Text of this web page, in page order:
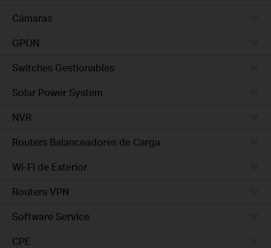
Cámaras
GPON
Switches Gestionables
Solar Power System
NVR
Routers Balanceadores de Carga
Wi-Fi de Exterior
Routers VPN
Software Service
CPE